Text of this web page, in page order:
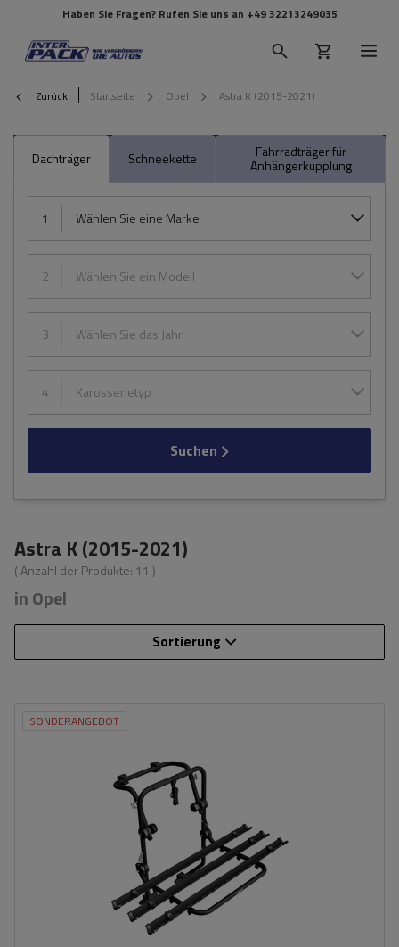
Haben Sie Fragen? Rufen Sie uns an +49 32213249035
Zurück Startseite Opel Astra K (2015-2021)
Dachträger Schneekette Fahrradträger für
Anhängerkupplung
1 Wählen Sie eine Marke
2 Wählen Sie ein Modell
3 Wählen Sie das Jahr
4 Karosserietyp
Suchen
Astra K (2015-2021)
( Anzahl der Produkte: 11 )
in Opel
Sortierung
SONDERANGEBOT
universelles Montagesystem
kompatibel mit allen Karosseriearten